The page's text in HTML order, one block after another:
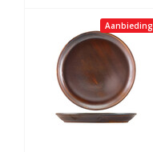
Aanbieding